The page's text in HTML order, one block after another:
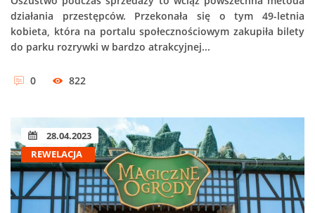
działania przestępców. Przekonała się o tym 49-letnia
kobieta, która na portalu społecznościowym zakupiła bilety
do parku rozrywki w bardzo atrakcyjnej...
0 822
28.04.2023
REWELACJA